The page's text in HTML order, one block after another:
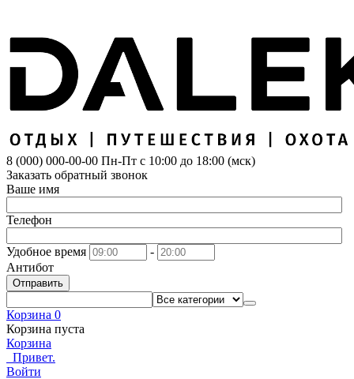
8 (000) 000-00-00 Пн-Пт с 10:00 до 18:00 (мск)
Заказать обратный звонок
Ваше имя
Телефон
Удобное время
-
Антибот
Отправить
Корзина 0
Корзина пуста
Корзина
Привет.
Войти